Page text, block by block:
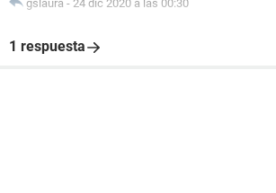
gslaura - 24 dic 2020 a las 00:30
1 respuesta